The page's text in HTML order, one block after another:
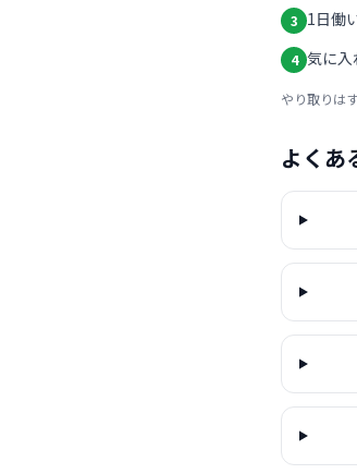
3 1日働
4 気に入
やり取りは
よくあ